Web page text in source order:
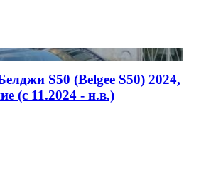
S50 (Belgee S50) 2024,
(c 11.2024 - н.в.)